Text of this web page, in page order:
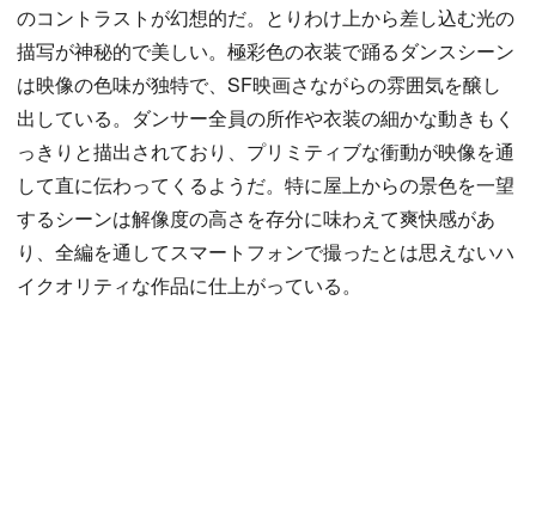
のコントラストが幻想的だ。とりわけ上から差し込む光の
描写が神秘的で美しい。極彩色の衣装で踊るダンスシーン
は映像の色味が独特で、SF映画さながらの雰囲気を醸し
出している。ダンサー全員の所作や衣装の細かな動きもく
っきりと描出されており、プリミティブな衝動が映像を通
して直に伝わってくるようだ。特に屋上からの景色を一望
するシーンは解像度の高さを存分に味わえて爽快感があ
り、全編を通してスマートフォンで撮ったとは思えないハ
イクオリティな作品に仕上がっている。